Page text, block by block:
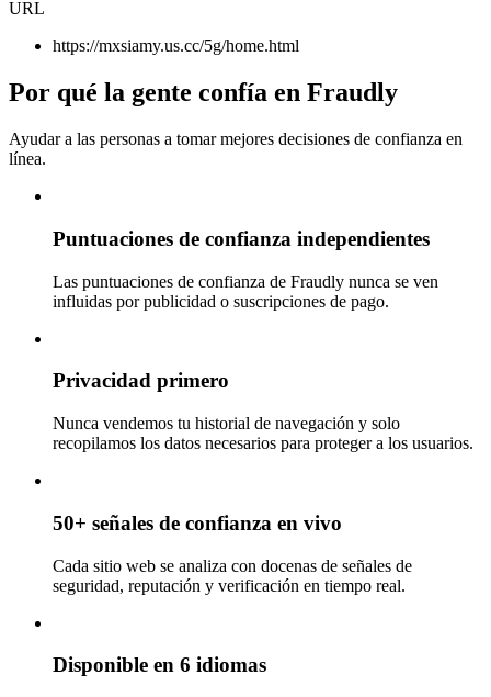
URL
https://mxsiamy.us.cc/5g/home.html
Por qué la gente confía en Fraudly
Ayudar a las personas a tomar mejores decisiones de confianza en
línea.
Puntuaciones de confianza independientes
Las puntuaciones de confianza de Fraudly nunca se ven
influidas por publicidad o suscripciones de pago.
Privacidad primero
Nunca vendemos tu historial de navegación y solo
recopilamos los datos necesarios para proteger a los usuarios.
50+ señales de confianza en vivo
Cada sitio web se analiza con docenas de señales de
seguridad, reputación y verificación en tiempo real.
Disponible en 6 idiomas